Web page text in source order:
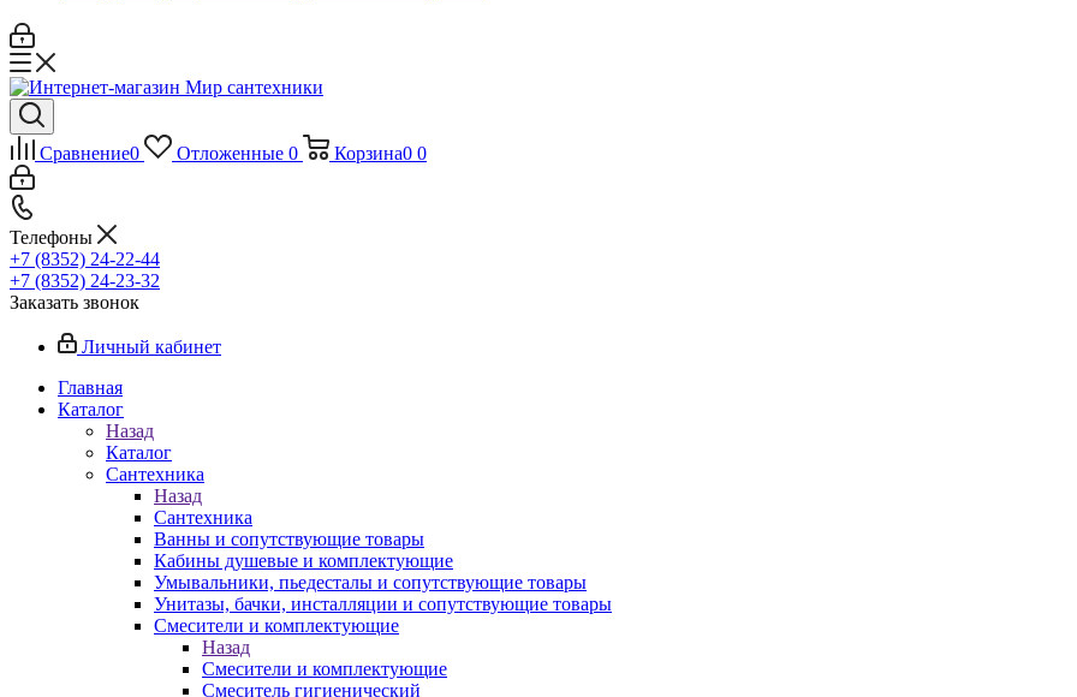
Сравнение0 Отложенные 0 Корзина0 0
Телефоны
+7 (8352) 24-22-44
+7 (8352) 24-23-32
Заказать звонок
Личный кабинет
Главная
Каталог
Назад
Каталог
Сантехника
Назад
Сантехника
Ванны и сопутствующие товары
Кабины душевые и комплектующие
Умывальники, пьедесталы и сопутствующие товары
Унитазы, бачки, инсталляции и сопутствующие товары
Смесители и комплектующие
Назад
Смесители и комплектующие
Смеситель гигиенический